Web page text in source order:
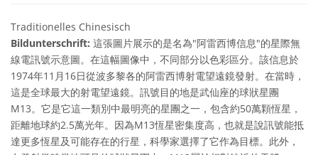
Traditionelles Chinesisch
Bildunterschrift: 這張圖片展示的是名為"阿雷西博信息"的星際無
線電訊號示意圖。在這幅圖像中，不同部分以色彩區分。該信息於
1974年11月16日從波多黎各的阿雷西博射電望遠鏡發射。在當時，
這是全球最大的射電望遠鏡。訊號目的地是武仙座的球狀星團
M13。它是它這一類別中最明亮的星團之一，包含約50萬顆恆星，
距離地球約2.5萬光年。因為M13恆星密集度高，也就是說訊號能抵
達更多恆星及可能存在的行星，科學家選擇了它作為目標。此外，